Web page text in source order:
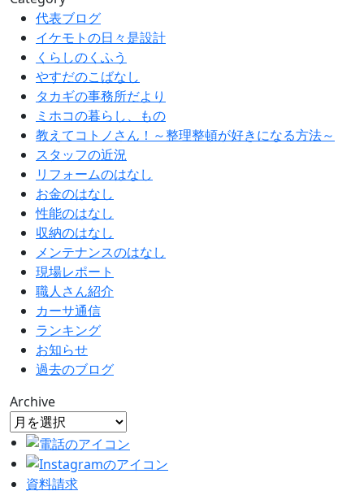
代表ブログ
イケモトの日々是設計
くらしのくふう
やすだのこばなし
タカギの事務所だより
ミホコの暮らし、もの
教えてコトノさん！～整理整頓が好きになる方法～
スタッフの近況
リフォームのはなし
お金のはなし
性能のはなし
収納のはなし
メンテナンスのはなし
現場レポート
職人さん紹介
カーサ通信
ランキング
お知らせ
過去のブログ
Archive
資料請求